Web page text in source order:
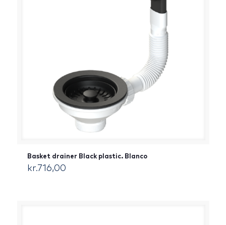
Basket drainer Black plastic. Blanco
kr.716,00